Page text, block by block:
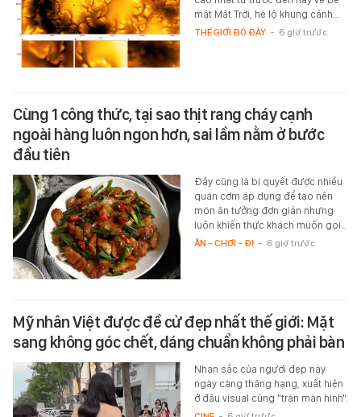
mặt Mặt Trời, hé lộ khung cảnh…
THẾ GIỚI ĐÓ ĐÂY - 6 giờ trước
Cùng 1 công thức, tại sao thịt rang cháy cạnh
ngoài hàng luôn ngon hơn, sai lầm nằm ở bước
đầu tiên
Đây cũng là bí quyết được nhiều
quán cơm áp dụng để tạo nên
món ăn tưởng đơn giản nhưng
luôn khiến thực khách muốn gọi…
ĂN - CHƠI - ĐI - 6 giờ trước
Mỹ nhân Việt được đề cử đẹp nhất thế giới: Mặt
sang không góc chết, dáng chuẩn không phải bàn
Nhan sắc của người đẹp này
ngày càng thăng hạng, xuất hiện
ở đâu visual cũng "tràn màn hình".